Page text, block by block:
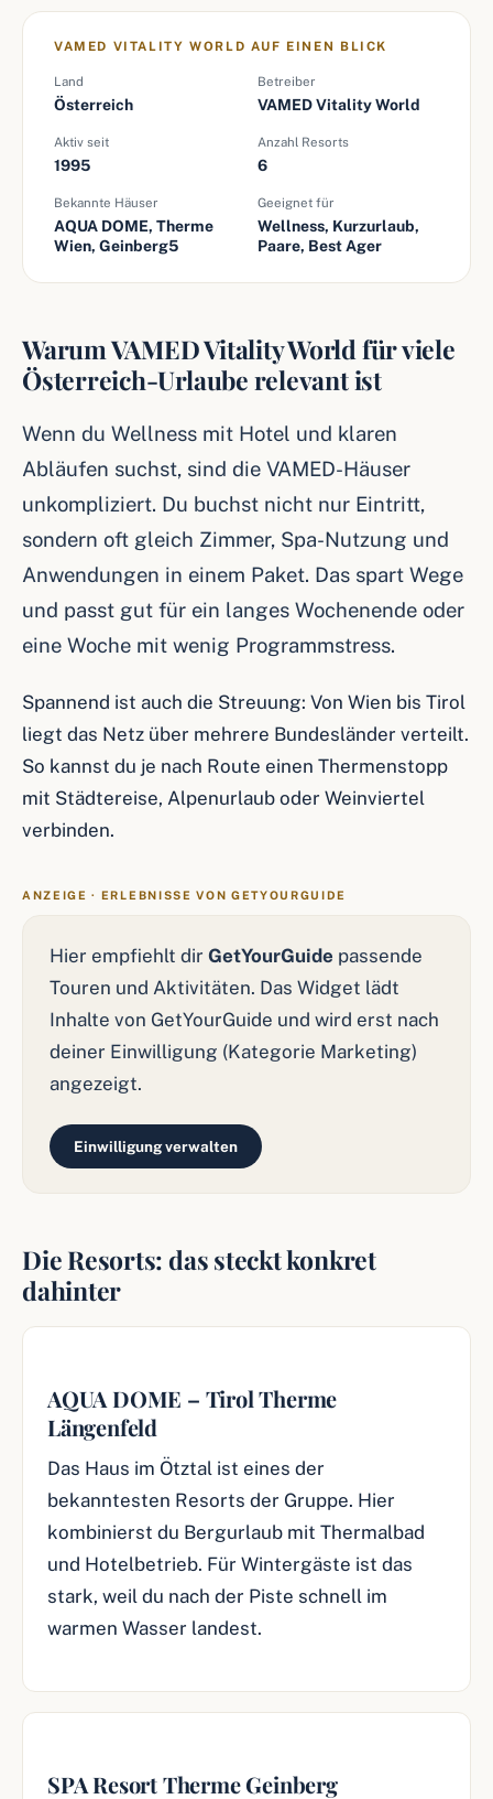
VAMED VITALITY WORLD AUF EINEN BLICK
Land
Österreich
Betreiber
VAMED Vitality World
Aktiv seit
1995
Anzahl Resorts
6
Bekannte Häuser
AQUA DOME, Therme
Wien, Geinberg5
Geeignet für
Wellness, Kurzurlaub,
Paare, Best Ager
Warum VAMED Vitality World für viele
Österreich-Urlaube relevant ist
Wenn du Wellness mit Hotel und klaren
Abläufen suchst, sind die VAMED-Häuser
unkompliziert. Du buchst nicht nur Eintritt,
sondern oft gleich Zimmer, Spa-Nutzung und
Anwendungen in einem Paket. Das spart Wege
und passt gut für ein langes Wochenende oder
eine Woche mit wenig Programmstress.
Spannend ist auch die Streuung: Von Wien bis Tirol
liegt das Netz über mehrere Bundesländer verteilt.
So kannst du je nach Route einen Thermenstopp
mit Städtereise, Alpenurlaub oder Weinviertel
verbinden.
ANZEIGE · ERLEBNISSE VON GETYOURGUIDE
Hier empfiehlt dir GetYourGuide passende
Touren und Aktivitäten. Das Widget lädt
Inhalte von GetYourGuide und wird erst nach
deiner Einwilligung (Kategorie Marketing)
angezeigt.
Einwilligung verwalten
Die Resorts: das steckt konkret
dahinter
AQUA DOME – Tirol Therme
Längenfeld
Das Haus im Ötztal ist eines der
bekanntesten Resorts der Gruppe. Hier
kombinierst du Bergurlaub mit Thermalbad
und Hotelbetrieb. Für Wintergäste ist das
stark, weil du nach der Piste schnell im
warmen Wasser landest.
SPA Resort Therme Geinberg